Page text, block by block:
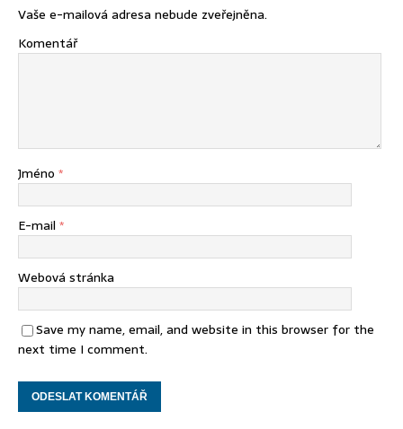
Vaše e-mailová adresa nebude zveřejněna.
Komentář
Jméno *
E-mail *
Webová stránka
Save my name, email, and website in this browser for the
next time I comment.